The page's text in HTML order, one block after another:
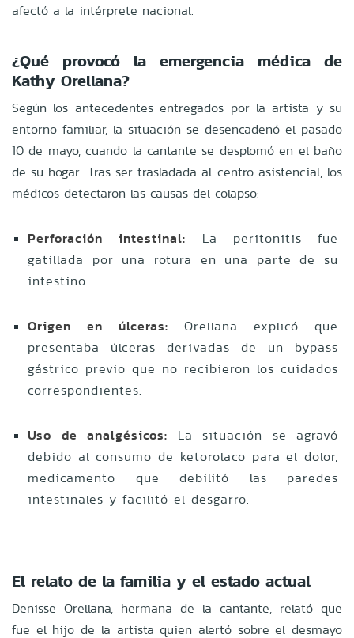
afectó a la intérprete nacional.
¿Qué provocó la emergencia médica de
Kathy Orellana?
Según los antecedentes entregados por la artista y su
entorno familiar, la situación se desencadenó el pasado
10 de mayo, cuando la cantante se desplomó en el baño
de su hogar. Tras ser trasladada al centro asistencial, los
médicos detectaron las causas del colapso:
Perforación intestinal: La peritonitis fue
gatillada por una rotura en una parte de su
intestino.
Origen en úlceras: Orellana explicó que
presentaba úlceras derivadas de un bypass
gástrico previo que no recibieron los cuidados
correspondientes.
Uso de analgésicos: La situación se agravó
debido al consumo de ketorolaco para el dolor,
medicamento que debilitó las paredes
intestinales y facilitó el desgarro.
El relato de la familia y el estado actual
Denisse Orellana, hermana de la cantante, relató que
fue el hijo de la artista quien alertó sobre el desmayo